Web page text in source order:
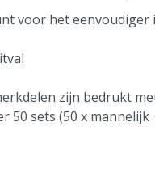
voor het eenvoudiger
zijn bedrukt
50 sets (50 x mannelijk